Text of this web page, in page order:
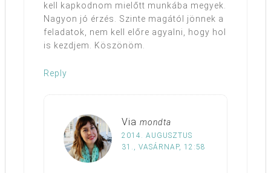
kell kapkodnom mielőtt munkába megyek.
Nagyon jó érzés. Szinte magától jönnek a
feladatok, nem kell előre agyalni, hogy hol
is kezdjem. Köszönöm.
Reply
Via mondta
2014. AUGUSZTUS
31., VASÁRNAP, 12:58